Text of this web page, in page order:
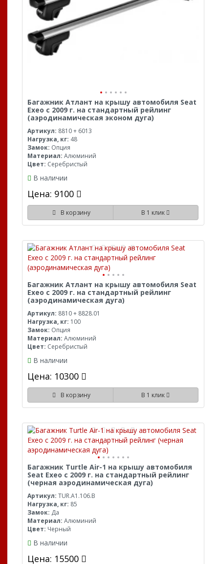
Багажник Атлант на крышу автомобиля Seat
Exeo с 2009 г. на стандартный рейлинг
(аэродинамическая эконом дуга)
Артикул: 8810 + 6013
Нагрузка, кг: 48
Замок: Опция
Материал: Алюминий
Цвет: Серебристый
В наличии
Цена: 9100
В корзину В 1 клик
Багажник Атлант на крышу автомобиля Seat
Exeo с 2009 г. на стандартный рейлинг
(аэродинамическая дуга)
Артикул: 8810 + 8828.01
Нагрузка, кг: 100
Замок: Опция
Материал: Алюминий
Цвет: Серебристый
В наличии
Цена: 10300
В корзину В 1 клик
Багажник Turtle Air-1 на крышу автомобиля
Seat Exeo с 2009 г. на стандартный рейлинг
(черная аэродинамическая дуга)
Артикул: TUR.A1.106.B
Нагрузка, кг: 85
Замок: Да
Материал: Алюминий
Цвет: Черный
В наличии
Цена: 15500